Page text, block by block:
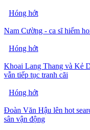
Hóng hớt
Nam Cường - ca sĩ hiếm
Hóng hớt
Khoai Lang Thang và Kẻ
vẫn tiếp tục tranh cãi
Hóng hớt
Đoàn Văn Hậu lên hot
sân vận động